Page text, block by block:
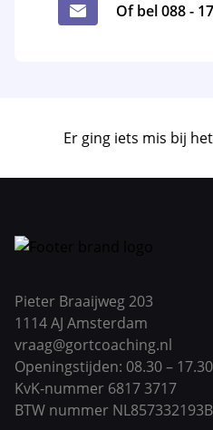
Of bel 088 -
Er ging iets mis bij
Pieter Braaijweg 203
1114 AJ Amsterdam
vraag@gortcoaching.nl
Openingstijden: 08.30 –
KvK-nummer 6817 3717
BTW nummer